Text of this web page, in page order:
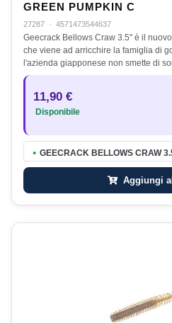
GREEN PUMPKIN C
27287 · 4571473544637
Geecrack Bellows Craw 3.5'' è il
che viene ad arricchire la famiglia di
l'azienda giapponese non smette di
11,90 €
Disponibile
● GEECRACK BELLOWS CRAW
Aggiungi